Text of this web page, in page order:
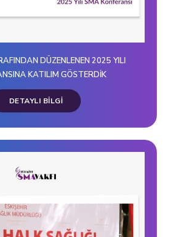
DÜZENLENEN 2025 YILI
KATILIM GÖSTERDİK